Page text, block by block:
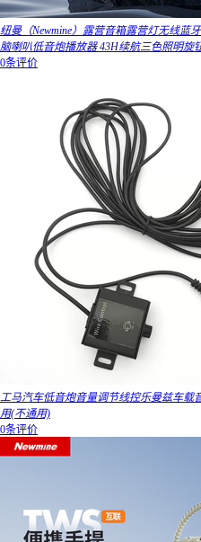
纽曼（Newmine）露营音箱露营灯无线蓝
脑喇叭低音炮播放器 43H续航三色照明旋
0条评价
工马汽车低音炮音量调节线控乐曼兹车载
用(不通用)
0条评价